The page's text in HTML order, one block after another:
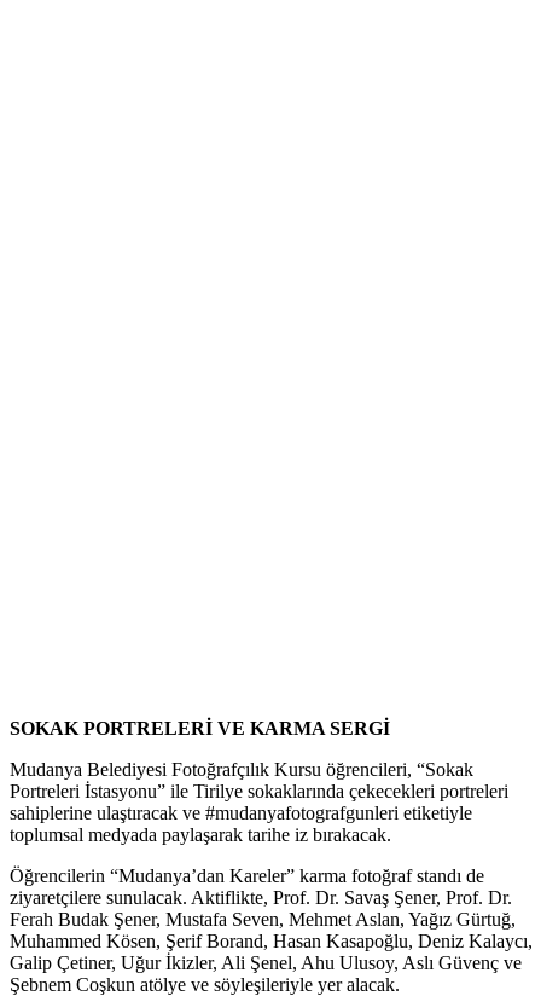
SOKAK PORTRELERİ VE KARMA SERGİ
Mudanya Belediyesi Fotoğrafçılık Kursu öğrencileri, “Sokak
Portreleri İstasyonu” ile Tirilye sokaklarında çekecekleri portreleri
sahiplerine ulaştıracak ve #mudanyafotografgunleri etiketiyle
toplumsal medyada paylaşarak tarihe iz bırakacak.
Öğrencilerin “Mudanya’dan Kareler” karma fotoğraf standı de
ziyaretçilere sunulacak. Aktiflikte, Prof. Dr. Savaş Şener, Prof. Dr.
Ferah Budak Şener, Mustafa Seven, Mehmet Aslan, Yağız Gürtuğ,
Muhammed Kösen, Şerif Borand, Hasan Kasapoğlu, Deniz Kalaycı,
Galip Çetiner, Uğur İkizler, Ali Şenel, Ahu Ulusoy, Aslı Güvenç ve
Şebnem Coşkun atölye ve söyleşileriyle yer alacak.